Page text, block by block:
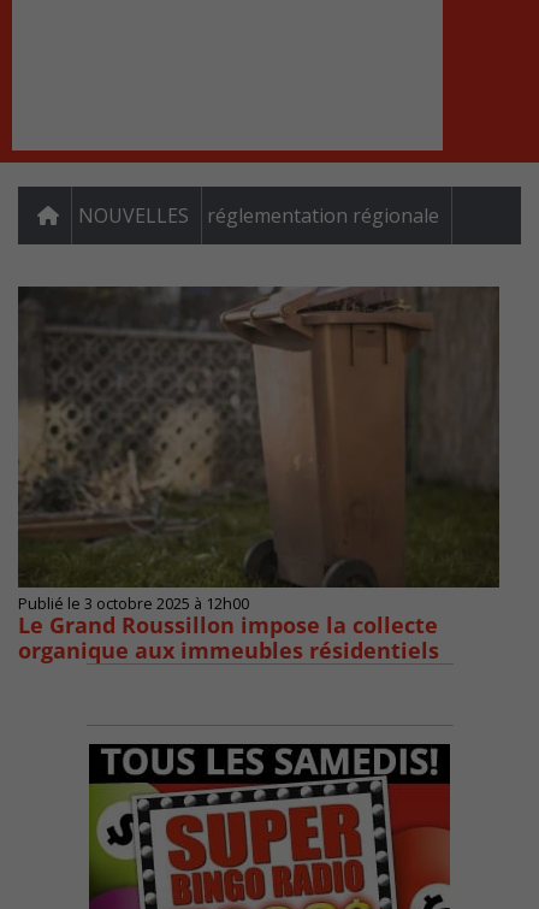
NOUVELLES réglementation régionale
Publié le 3 octobre 2025 à 12h00
Le Grand Roussillon impose la collecte
organique aux immeubles résidentiels